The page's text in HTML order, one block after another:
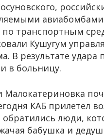
транспортным
Кушугум
В результате удара
в больницу.
Малокатериновка
КАБ прилетел
люди,
бабушка и